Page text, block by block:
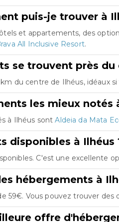
puis-je trouver à
et appartements, des
All Inclusive Resort.
se trouvent près du
du centre de Ilhéus, idéaux
les mieux notés
à Ilhéus sontAldeia da Mata
disponibles à Ilhéus
C'est une excellente
hébergements à
59€. Vous pouvez trouver des
offre